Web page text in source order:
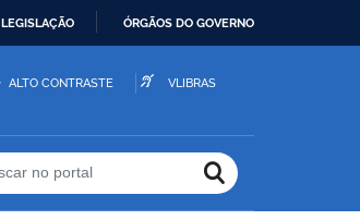
LEGISLAÇÃO ÓRGÃOS DO GOVERNO
ALTO CONTRASTE VLIBRAS
Buscar no portal